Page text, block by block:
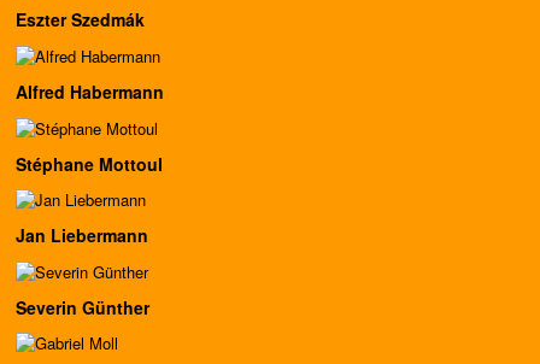
Eszter Szedmák
Alfred Habermann
Stéphane Mottoul
Jan Liebermann
Severin Günther